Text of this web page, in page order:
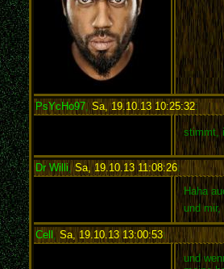
PsYcHo97, Sa, 19.10.13 10:25:32:
stimmt,
Dr Willi ,Sa, 19.10.13 11:08:26:
Haha
und
Cell, Sa, 19.10.13 13:00:53:
und